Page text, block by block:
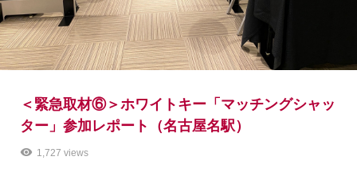
＜緊急取材⑥＞ホワイトキー「マッチングシャッ
ター」参加レポート（名古屋名駅）
1,727 views